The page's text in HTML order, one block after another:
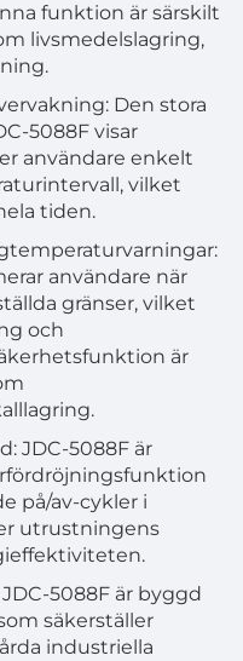
funktion är särskilt
livsmedelslagring,
Den stora
5088F visar
användare enkelt
vilket
tiden.
användare när
gränser, vilket
och
är
JDC-5088F är
på/av-cykler i
utrustningens
5088F är byggd
säkerställer
industriella